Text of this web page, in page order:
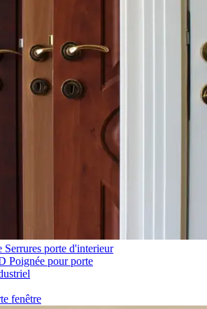
Serrures porte d'interieur
Poignée pour porte
fenêtre